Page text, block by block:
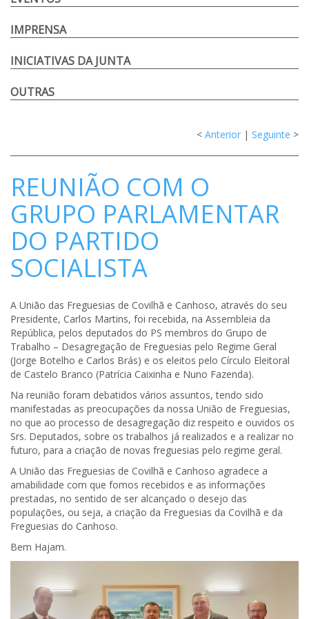
IMPRENSA
INICIATIVAS DA JUNTA
OUTRAS
< Anterior | Seguinte >
REUNIÃO COM O
GRUPO PARLAMENTAR
DO PARTIDO
SOCIALISTA
A União das Freguesias de Covilhã e Canhoso, através do seu
Presidente, Carlos Martins, foi recebida, na Assembleia da
República, pelos deputados do PS membros do Grupo de
Trabalho – Desagregação de Freguesias pelo Regime Geral
(Jorge Botelho e Carlos Brás) e os eleitos pelo Círculo Eleitoral
de Castelo Branco (Patrícia Caixinha e Nuno Fazenda).
Na reunião foram debatidos vários assuntos, tendo sido
manifestadas as preocupações da nossa União de Freguesias,
no que ao processo de desagregação diz respeito e ouvidos os
Srs. Deputados, sobre os trabalhos já realizados e a realizar no
futuro, para a criação de novas freguesias pelo regime geral.
A União das Freguesias de Covilhã e Canhoso agradece a
amabilidade com que fomos recebidos e as informações
prestadas, no sentido de ser alcançado o desejo das
populações, ou seja, a criação da Freguesias da Covilhã e da
Freguesias do Canhoso.
Bem Hajam.